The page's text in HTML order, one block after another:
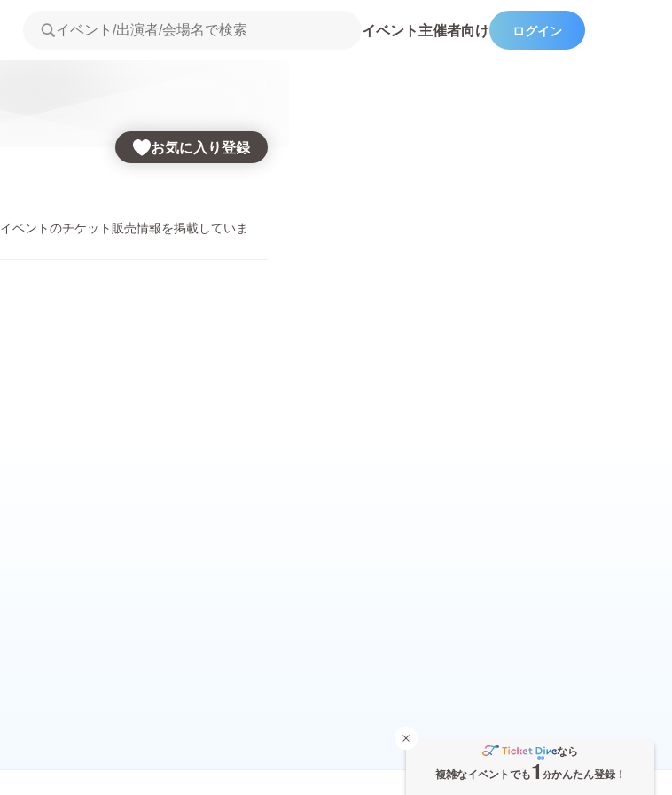
イベント主催者向け ログイン
お気に入り登録
ベントのチケット販売情報を掲載していま
なら
複雑なイベントでも1 分かんたん登録！